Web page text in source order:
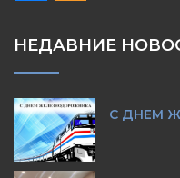
НЕДАВНИЕ
С ДНЕМ